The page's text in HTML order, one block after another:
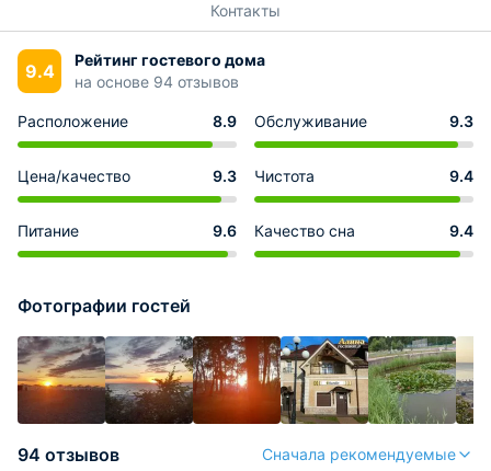
Контакты
9.4
Рейтинг гостевого дома
на основе 94 отзывов
Расположение 8.9 Обслуживание 9.3
Цена/качество 9.3 Чистота 9.4
Питание 9.6 Качество сна 9.4
Фотографии гостей
94 отзывов Сначала рекомендуемые